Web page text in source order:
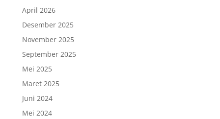
April 2026
Desember 2025
November 2025
September 2025
Mei 2025
Maret 2025
Juni 2024
Mei 2024